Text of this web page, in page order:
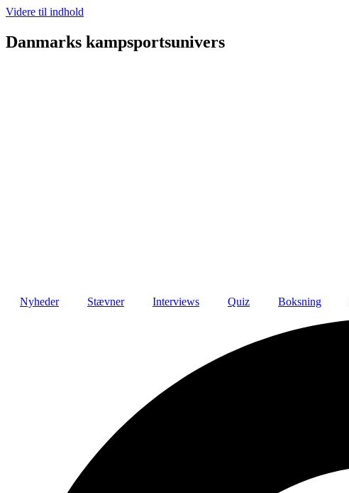
Videre til indhold
Danmarks kampsportsunivers
Nyheder Stævner Interviews Quiz Boksning